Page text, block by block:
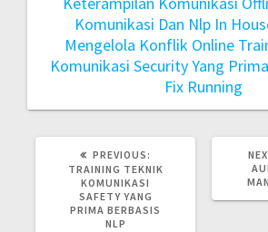
Komunikasi Dan Nlp In
Mengelola Konflik Online
Komunikasi Security Yang
Fix Running
PREVIOUS:
TRAINING TEKNIK
KOMUNIKASI
SAFETY YANG
PRIMA BERBASIS
NLP